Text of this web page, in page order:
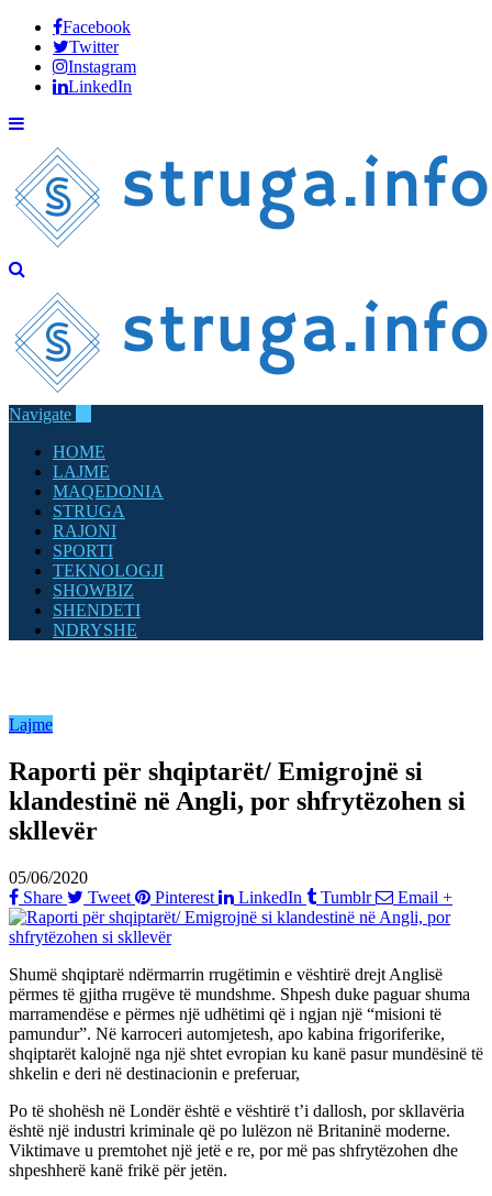
Facebook
Twitter
Instagram
LinkedIn
Navigate
HOME
LAJME
MAQEDONIA
STRUGA
RAJONI
SPORTI
TEKNOLOGJI
SHOWBIZ
SHENDETI
NDRYSHE
Lajme
Raporti për shqiptarët/ Emigrojnë si
klandestinë në Angli, por shfrytëzohen si
skllevër
05/06/2020
Share
Tweet Pinterest LinkedIn Tumblr Email +
Shumë shqiptarë ndërmarrin rrugëtimin e vështirë drejt Anglisë
përmes të gjitha rrugëve të mundshme. Shpesh duke paguar shuma
marramendëse e përmes një udhëtimi që i ngjan një “misioni të
pamundur”. Në karroceri automjetesh, apo kabina frigoriferike,
shqiptarët kalojnë nga një shtet evropian ku kanë pasur mundësinë të
shkelin e deri në destinacionin e preferuar,
Po të shohësh në Londër është e vështirë t’i dallosh, por skllavëria
është një industri kriminale që po lulëzon në Britaninë moderne.
Viktimave u premtohet një jetë e re, por më pas shfrytëzohen dhe
shpeshherë kanë frikë për jetën.